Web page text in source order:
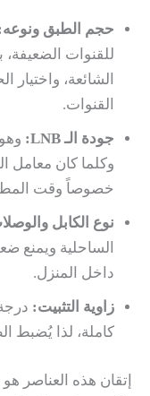
حجم الطبق
للقنوات الضعيفة،
الشائعة،
القنوات.
جودة الـ LNB:
وكلما كان معامل
خصوصاً وقت
نوع الكابل
الساحلية ويمنع
داخل المنزل.
زاوية التثبيت:
كاملة، لذا يُضبط
إتقان هذه العناصر